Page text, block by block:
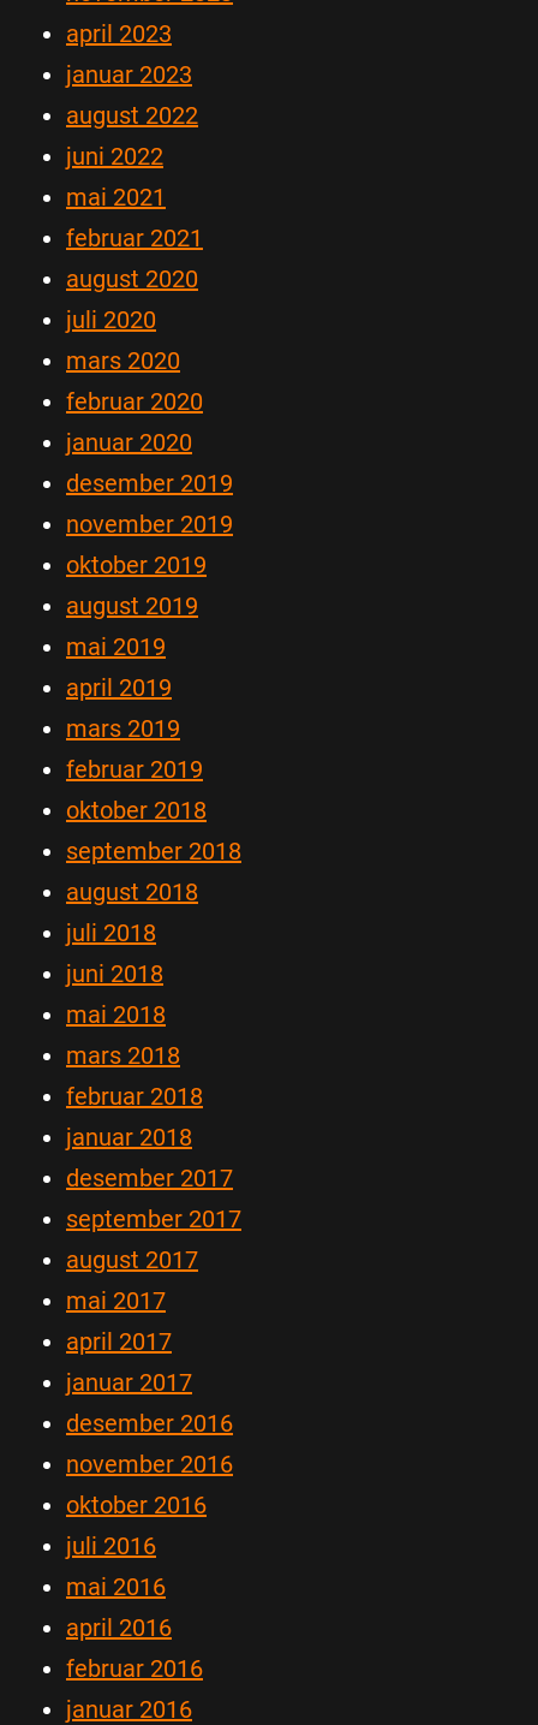
april 2023
januar 2023
august 2022
juni 2022
mai 2021
februar 2021
august 2020
juli 2020
mars 2020
februar 2020
januar 2020
desember 2019
november 2019
oktober 2019
august 2019
mai 2019
april 2019
mars 2019
februar 2019
oktober 2018
september 2018
august 2018
juli 2018
juni 2018
mai 2018
mars 2018
februar 2018
januar 2018
desember 2017
september 2017
august 2017
mai 2017
april 2017
januar 2017
desember 2016
november 2016
oktober 2016
juli 2016
mai 2016
april 2016
februar 2016
januar 2016